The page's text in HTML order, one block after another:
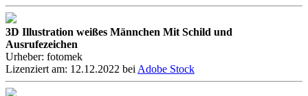
3D Illustration weißes Männchen Mit Schild und
Ausrufezeichen
Urheber: fotomek
Lizenziert am: 12.12.2022 bei Adobe Stock